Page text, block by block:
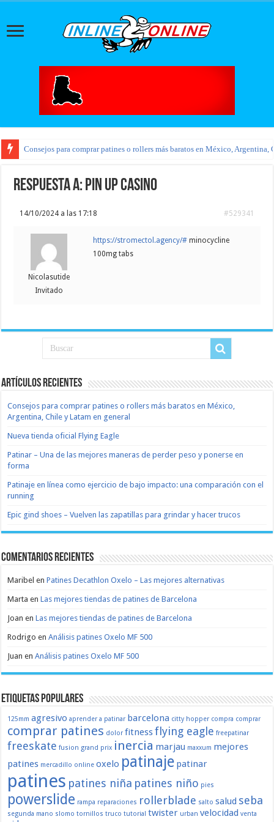
Consejos para comprar patines o rollers más baratos en México, Argentina,
Respuesta a: pin up casino
14/10/2024 a las 17:18 #529341
Nicolasutide
Invitado
https://stromectol.agency/# minocycline
100mg tabs
Artículos recientes
Consejos para comprar patines o rollers más baratos en México,
Argentina, Chile y Latam en general
Nueva tienda oficial Flying Eagle
Patinar – Una de las mejores maneras de perder peso y ponerse en
forma
Patinaje en línea como ejercicio de bajo impacto: una comparación con el
running
Epic gind shoes – Vuelven las zapatillas para grindar y hacer trucos
Comentarios recientes
Maribel enPatines Decathlon Oxelo – Las mejores alternativas
Marta enLas mejores tiendas de patines de Barcelona
Joan enLas mejores tiendas de patines de Barcelona
Rodrigo enAnálisis patines Oxelo MF 500
Juan enAnálisis patines Oxelo MF 500
Etiquetas populares
125mm agresivo aprender a patinar barcelona citty hopper compra comprar
comprar patines dolor fitnessflying eagle freepatinar
freeskate fusion grand prix inercia marjau maxxum mejores
patines mercadillo online oxelo patinaje patinar
patines patines niña patines niño pies
powerslide rampa reparaciones rollerblade salto salud seba
segunda mano slomo tornillos truco tutorial twister urban velocidad venta